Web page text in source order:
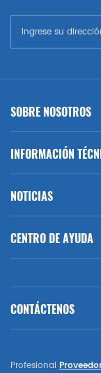
SOBRE NOSOTROS
INFORMACIÓN
NOTICIAS
CENTRO DE AYUDA
CONTÁCTENOS
Profesional